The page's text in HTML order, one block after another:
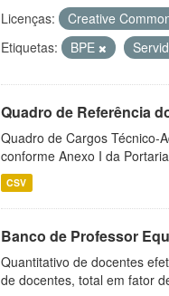
Licenças: Creative
Etiquetas:
BPE
Quadro de Referência
Quadro de Cargos Técnico-
conforme Anexo I da
CSV
Banco de Professor
Quantitativo de docentes
de docentes, total em fator